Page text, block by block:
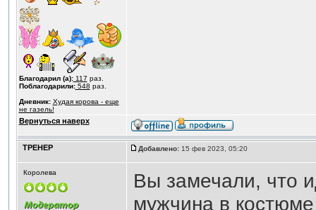
Благодарил (а):117 раз.
Поблагодарили:548 раз.
Дневник: Худая корова - еще
не газель!
Вернуться наверх
ТРЕНЕР Добавлено:15 фев 2023, 05:20
Королева
Вы замечали, что
мужчина в